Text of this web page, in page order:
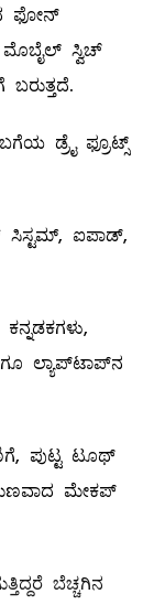
ಫೋನ್‌
‌ಸ್ವಿಚ್‌
ಡ್ರೈ ಫ್ರೂಟ್ಸ್
ಸಿಸ್ಟಮ್, ಐಪಾಡ್‌,
ಲ್ಯಾಪ್‌ಟಾಪ್‌ನ
ಪುಟ್ಟ ಟೂಥ್‌
ಮೇಕಪ್‌
ಬೆಚ್ಚಗಿನ